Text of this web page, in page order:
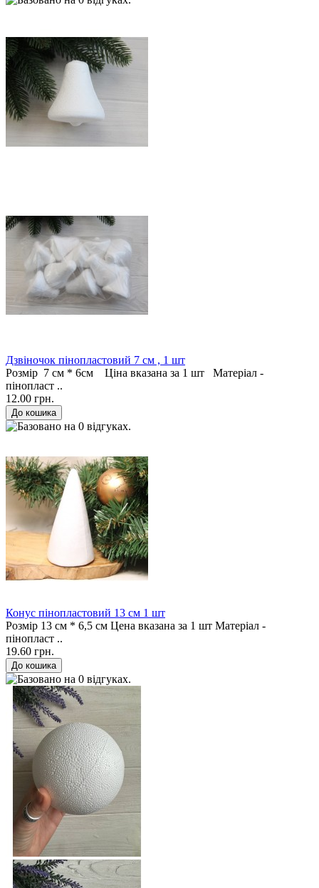
Дзвіночок пінопластовий 7 см , 1 шт
Розмір 7 см * 6см Ціна вказана за 1 шт Матеріал -
пінопласт ..
12.00 грн.
Конус пінопластовий 13 см 1 шт
Розмір 13 см * 6,5 см Цена вказана за 1 шт Матеріал -
пінопласт ..
19.60 грн.